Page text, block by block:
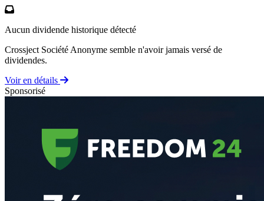
Aucun dividende historique détecté
Crossject Société Anonyme semble n'avoir jamais versé de
dividendes.
Voir en détails
Sponsorisé